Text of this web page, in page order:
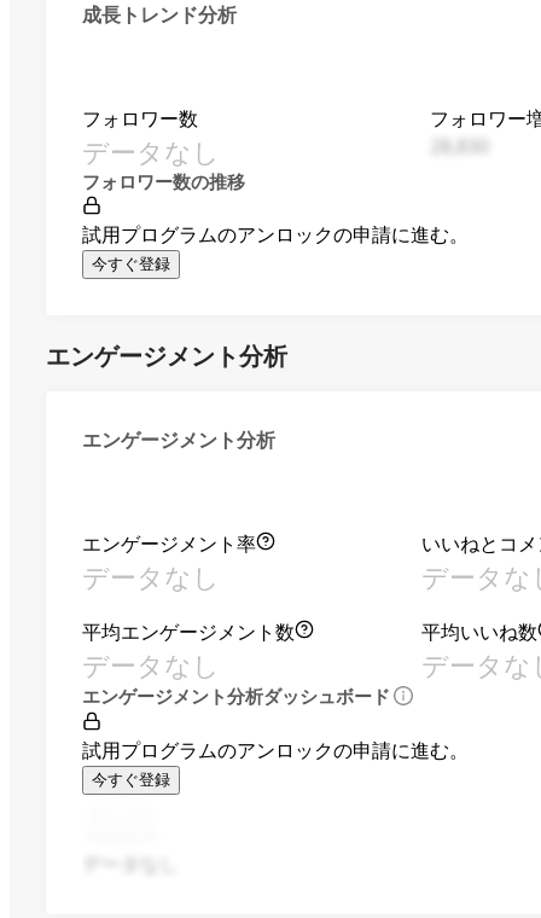
成長トレンド分析
フォロワー数
データなし
フォロワー
フォロワー数の推移
試用プログラムのアンロックの申請に進む。
今すぐ登録
エンゲージメント分析
エンゲージメント分析
エンゲージメント率
データなし
いいねとコ
データな
平均エンゲージメント数
データなし
平均いいね数
データな
エンゲージメント分析ダッシュボード
試用プログラムのアンロックの申請に進む。
今すぐ登録